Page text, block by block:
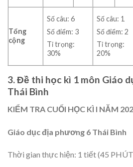
Tổng
cộng
Số câu: 6
Số điểm: 3
Tỉ trọng:
30%
Số câu: 1
Số điểm: 2
Tỉ trọng:
20%
3. Đề thi học kì 1 môn Giáo
Thái Bình
KIỂM TRA CUỐI HỌC KÌ I NĂM
Giáo dục địa phương 6 Thái Bình
Thời gian thực hiện: 1 tiết (45